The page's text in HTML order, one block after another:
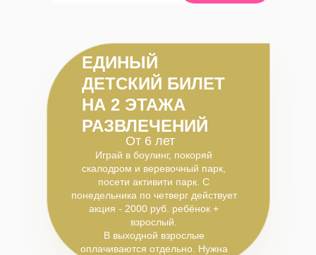
Играй в боулинг, покоряй
скалодром и веревочный парк,
посети активити парк. С
понедельника по четверг действует
акция - 2000 руб. ребёнок +
взрослый.
В выходной взрослые
оплачиваются отдельно. Нужна
ЕДИНЫЙ
ДЕТСКИЙ БИЛЕТ
НА 2 ЭТАЖА
РАЗВЛЕЧЕНИЙ
От 6 лет